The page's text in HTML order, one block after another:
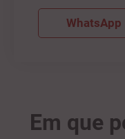
WhatsApp
Em que